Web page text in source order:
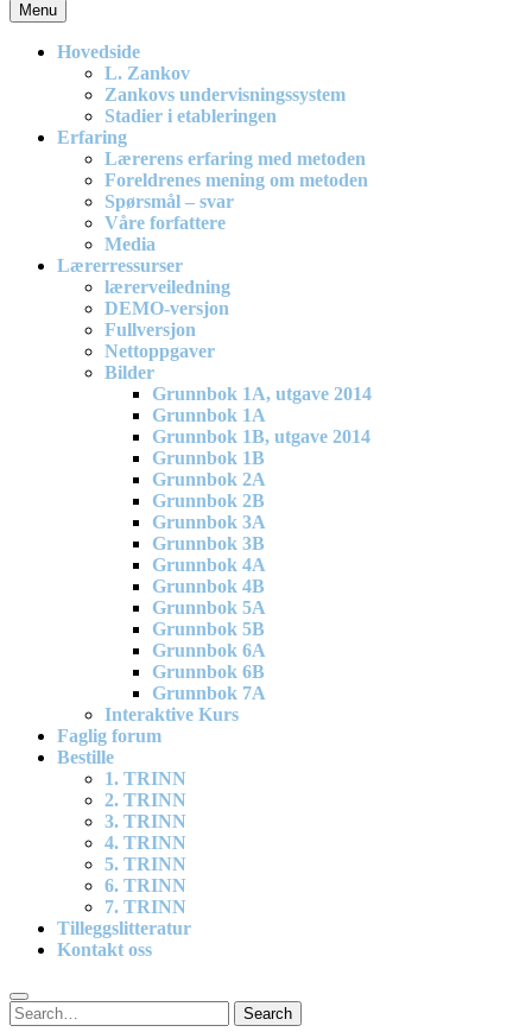
En effektiv og spennende modell for matematikkundervisning i
barneskolen
Menu
Hovedside
L. Zankov
Zankovs undervisningssystem
Stadier i etableringen
Erfaring
Lærerens erfaring med metoden
Foreldrenes mening om metoden
Spørsmål – svar
Våre forfattere
Media
Lærerressurser
lærerveiledning
DEMO-versjon
Fullversjon
Nettoppgaver
Bilder
Grunnbok 1A, utgave 2014
Grunnbok 1A
Grunnbok 1B, utgave 2014
Grunnbok 1B
Grunnbok 2A
Grunnbok 2B
Grunnbok 3A
Grunnbok 3B
Grunnbok 4A
Grunnbok 4B
Grunnbok 5A
Grunnbok 5B
Grunnbok 6A
Grunnbok 6B
Grunnbok 7A
Interaktive Kurs
Faglig forum
Bestille
1. TRINN
2. TRINN
3. TRINN
4. TRINN
5. TRINN
6. TRINN
7. TRINN
Tilleggslitteratur
Kontakt oss
Search
for:
Search